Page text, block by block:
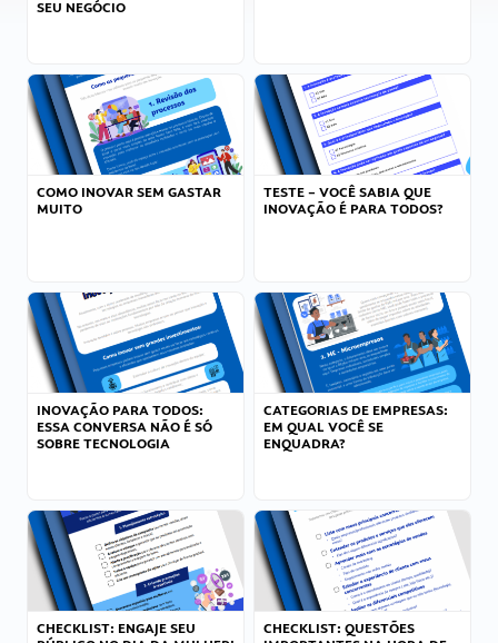
SEU NEGÓCIO
COMO INOVAR SEM GASTAR
MUITO
TESTE – VOCÊ SABIA QUE
INOVAÇÃO É PARA TODOS?
INOVAÇÃO PARA TODOS:
ESSA CONVERSA NÃO É SÓ
SOBRE TECNOLOGIA
CATEGORIAS DE EMPRESAS:
EM QUAL VOCÊ SE
ENQUADRA?
CHECKLIST: ENGAJE SEU
CHECKLIST: QUESTÕES